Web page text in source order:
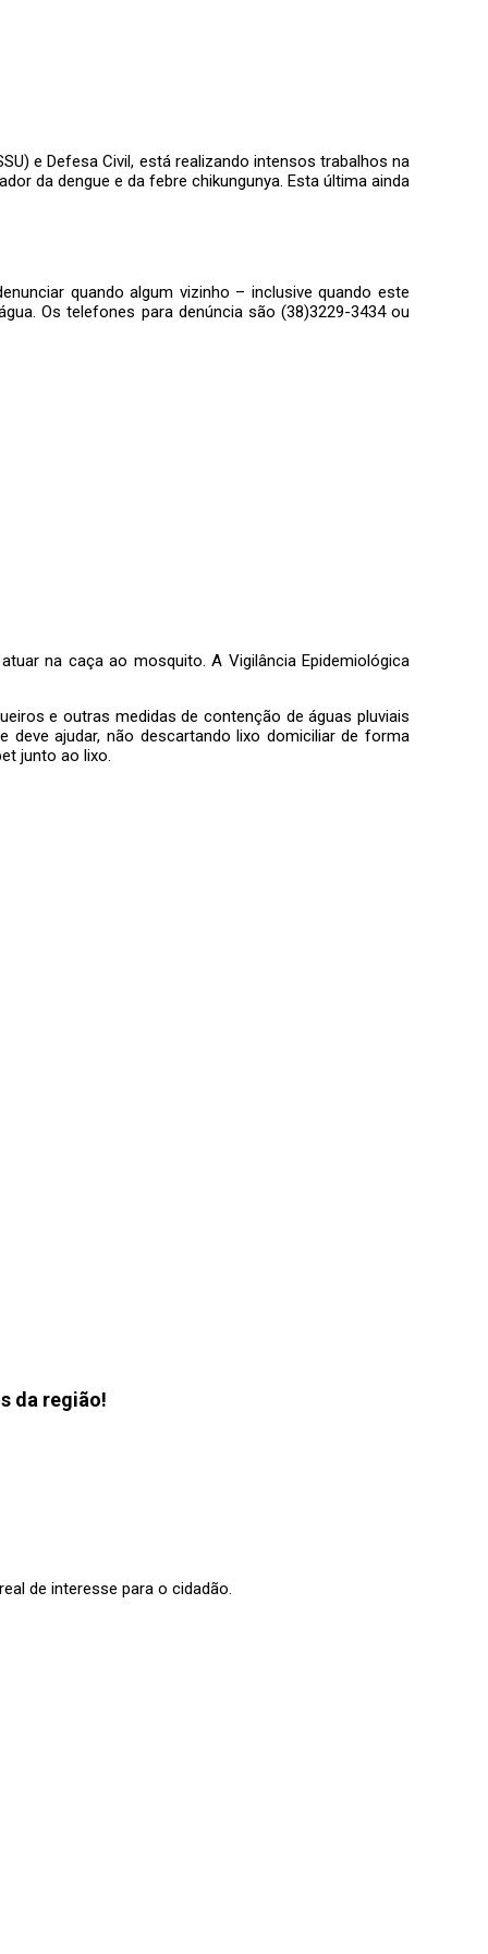
e Defesa Civil, está realizando intensos trabalhos na
da dengue e da febre chikungunya. Esta última ainda
quando algum vizinho – inclusive quando este
Os telefones para denúncia são (38)3229-3434 ou
na caça ao mosquito. A Vigilância Epidemiológica
e outras medidas de contenção de águas pluviais
deve ajudar, não descartando lixo domiciliar de forma
junto ao lixo.
da região!
de interesse para o cidadão.